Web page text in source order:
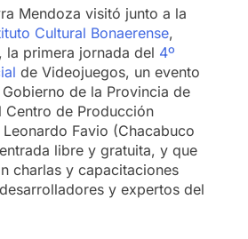
Mendoza visitó junto a la
Cultural Bonaerense,
la primera jornada del 4º
de Videojuegos, un evento
de la Provincia de
Centro de Producción
Favio (Chacabuco
libre y gratuita, y que
charlas y capacitaciones
y expertos del